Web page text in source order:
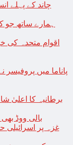
ہمارے ساتھ جو
اقوام متحدہ کی
برطانیہ کا اعلیٰ
بالی ووڈ
غزہ پر اسرائیلی